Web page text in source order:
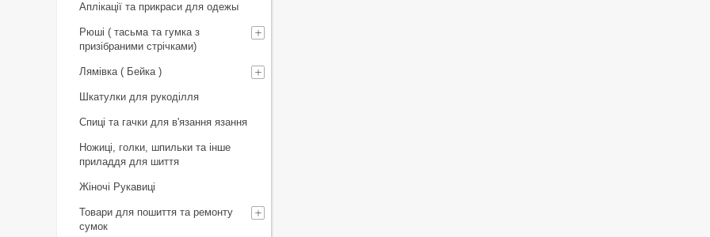
Аплікації та прикраси для одежы
Рюші ( тасьма та гумка з
призібраними стрічками)
Лямівка ( Бейка )
Шкатулки для рукоділля
Спиці та гачки для в'язання язання
Ножиці, голки, шпильки та інше
приладдя для шиття
Жіночі Рукавиці
Товари для пошиття та ремонту
сумок